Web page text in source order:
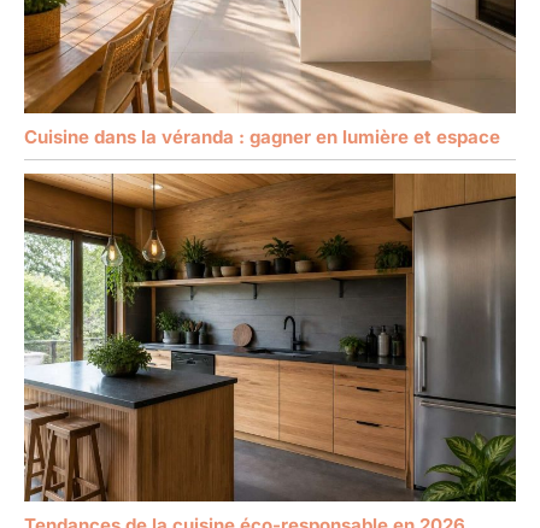
Cuisine dans la véranda : gagner en lumière et espace